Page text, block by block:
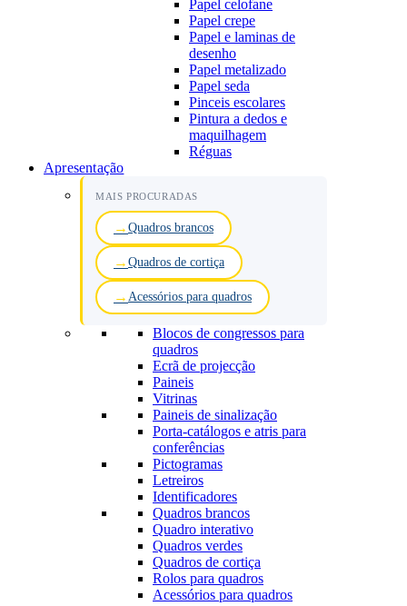
Papel celofane
Papel crepe
Papel e laminas de
desenho
Papel metalizado
Papel seda
Pinceis escolares
Pintura a dedos e
maquilhagem
Réguas
Apresentação
MAIS PROCURADAS
Quadros brancos
Quadros de cortiça
Acessórios para quadros
Blocos de congressos para
quadros
Ecrã de projecção
Paineis
Vitrinas
Paineis de sinalização
Porta-catálogos e atris para
conferências
Pictogramas
Letreiros
Identificadores
Quadros brancos
Quadro interativo
Quadros verdes
Quadros de cortiça
Rolos para quadros
Acessórios para quadros